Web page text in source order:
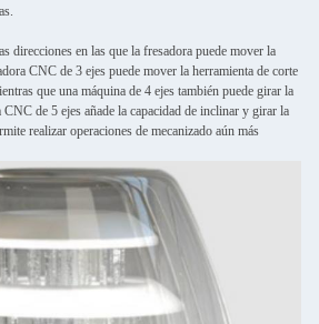
direcciones en las que la fresadora puede mover la
CNC de 3 ejes puede mover la herramienta de corte
que una máquina de 4 ejes también puede girar la
de 5 ejes añade la capacidad de inclinar y girar la
realizar operaciones de mecanizado aún más